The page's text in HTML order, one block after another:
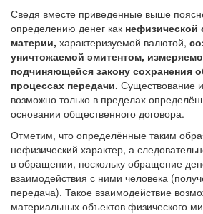
Сведя вместе приведенные выше
определению денег как нефизической
материи, характеризуемой валютой,
уничтожаемой эмитентом,
подчиняющейся закону сохранения
процессах передачи. Существование
возможно только в пределах
основании общественного договора.
Отметим, что определённые таким
нефизический характер, а
в обращении, поскольку обращение
взаимодействия с ними человека
передача). Такое взаимодействие
материальных объектов физического